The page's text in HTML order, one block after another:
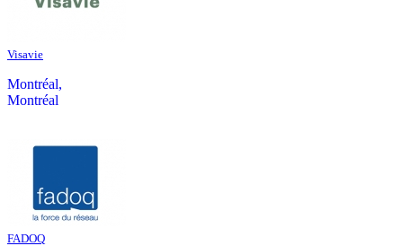
Visavie
Montréal,
Montréal
FADOQ